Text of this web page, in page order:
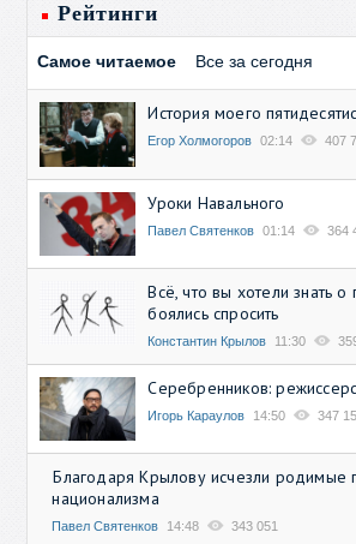
Рейтинги
Самое читаемое Все за сегодня
История моего
Егор Холмогоров 02:14 407
Уроки Навального
Павел Святенков 01:14 364
Всё, что вы хотели знать
боялись спросить
Константин Крылов 11:30
Серебренников:
Игорь Караулов 14:50 347
Благодаря Крылову исчезли родимые
национализма
Павел Святенков 14:48 343 051